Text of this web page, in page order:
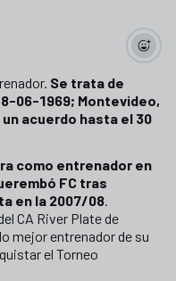
Se trata de
06-1969; Montevideo,
acuerdo hasta el 30
como entrenador en
FC tras
en la 2007/08.
CA River Plate de
mejor entrenador de su
el Torneo